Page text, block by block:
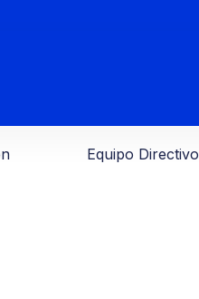
Equipo Directivo